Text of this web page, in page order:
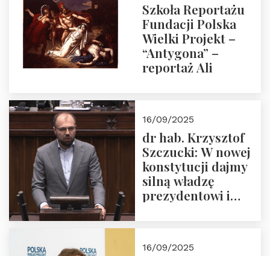
Szkoła Reportażu
Fundacji Polska
Wielki Projekt –
“Antygona” –
reportaż Ali
16/09/2025
dr hab. Krzysztof
Szczucki: W nowej
konstytucji dajmy
silną władzę
prezydentowi i
16/09/2025